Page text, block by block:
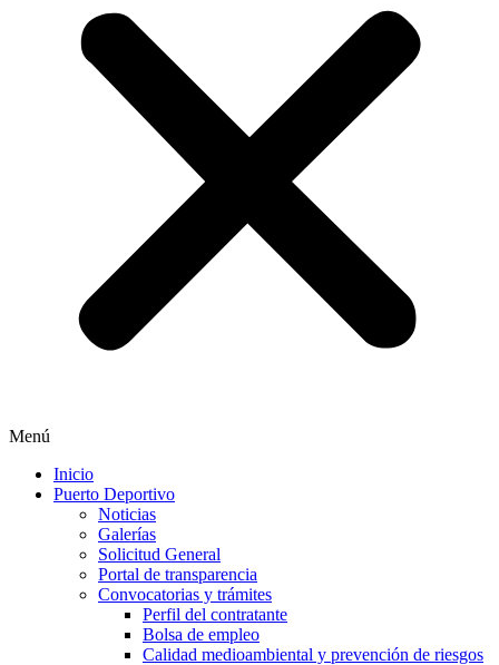
Menú
Inicio
Puerto Deportivo
Noticias
Galerías
Solicitud General
Portal de transparencia
Convocatorias y trámites
Perfil del contratante
Bolsa de empleo
Calidad medioambiental y prevención de riesgos